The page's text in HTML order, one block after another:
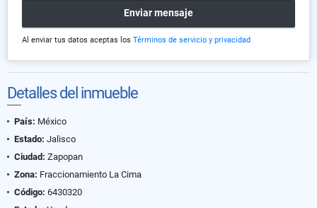
Enviar mensaje
Al enviar tus datos aceptas los Términos de servicio y privacidad
Detalles del inmueble
País: México
Estado: Jalisco
Ciudad: Zapopan
Zona: Fraccionamiento La Cima
Código: 6430320